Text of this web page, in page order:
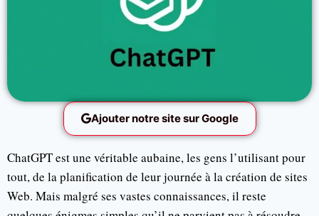
Ajouter notre site sur Google
ChatGPT est une véritable aubaine, les gens l’utilisant pour
tout, de la planification de leur journée à la création de sites
Web. Mais malgré ses vastes connaissances, il reste